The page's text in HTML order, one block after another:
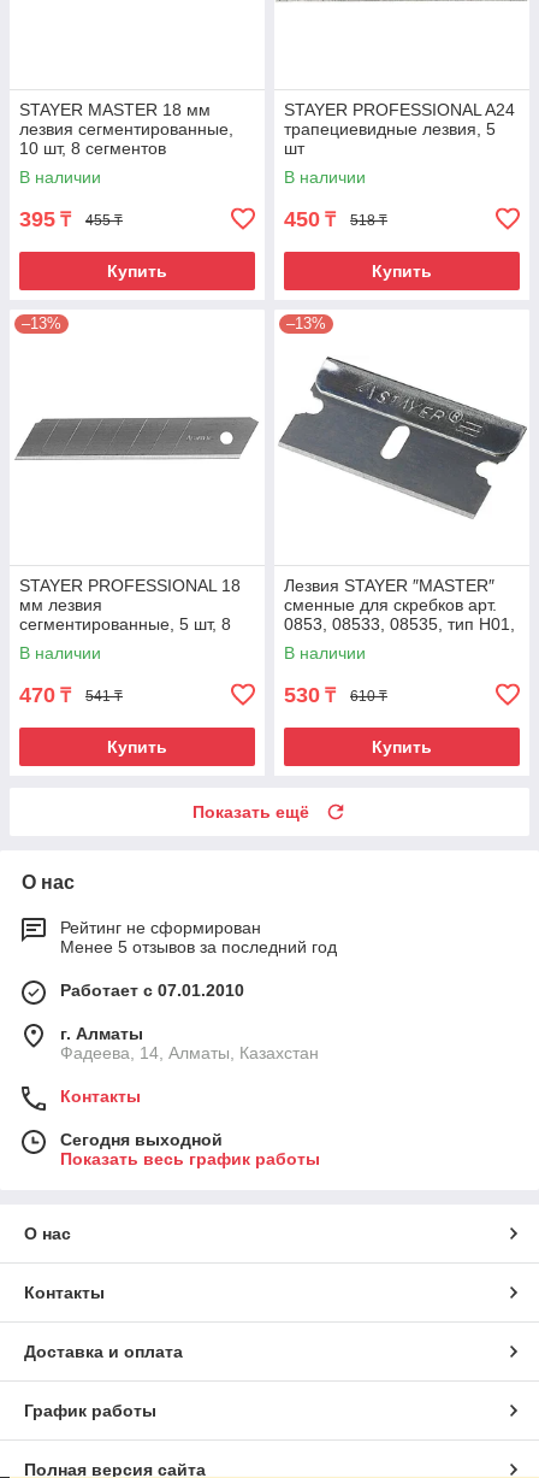
STAYER MASTER 18 мм
лезвия сегментированные,
10 шт, 8 сегментов
В наличии
395 ₸ 455 ₸
Купить
STAYER PROFESSIONAL A24
трапециевидные лезвия, 5
шт
В наличии
450 ₸ 518 ₸
Купить
–13%
STAYER PROFESSIONAL 18
мм лезвия
сегментированные, 5 шт, 8
сегментов
В наличии
470 ₸ 541 ₸
Купить
–13%
Лезвия STAYER ″MASTER″
сменные для скребков арт.
0853, 08533, 08535, тип Н01,
40мм, 5шт
В наличии
530 ₸ 610 ₸
Купить
Показать ещё
О нас
Рейтинг не сформирован
Менее 5 отзывов за последний год
Работает с 07.01.2010
г. Алматы
Фадеева, 14, Алматы, Казахстан
Контакты
Сегодня выходной
Показать весь график работы
О нас
Контакты
Доставка и оплата
График работы
Полная версия сайта